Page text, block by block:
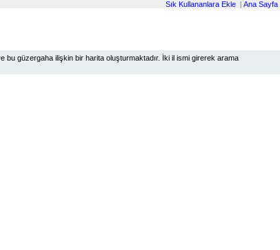
Sık Kullananlara Ekle | Ana Sayfa
bu güzergaha ilişkin bir harita oluşturmaktadır. İki il ismi girerek arama